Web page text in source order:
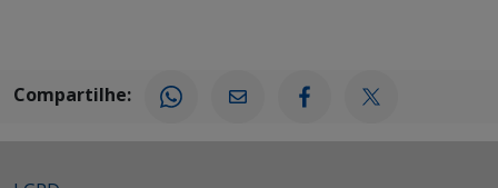
Compartilhe: